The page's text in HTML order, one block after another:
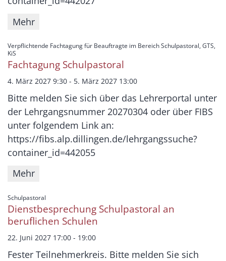
Mehr
Verpflichtende Fachtagung für Beauftragte im Bereich Schulpastoral, GTS,
KiS
Fachtagung Schulpastoral
4. März 2027 9:30 - 5. März 2027 13:00
Bitte melden Sie sich über das Lehrerportal unter
der Lehrgangsnummer 20270304 oder über FIBS
unter folgendem Link an:
https://fibs.alp.dillingen.de/lehrgangssuche?
container_id=442055
Mehr
Schulpastoral
Dienstbesprechung Schulpastoral an
beruflichen Schulen
22. Juni 2027 17:00 - 19:00
Fester Teilnehmerkreis. Bitte melden Sie sich